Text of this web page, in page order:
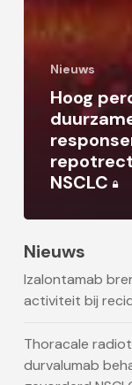
Nieuws
Hoog
NSCLC
Nieuws
Izalontamab
activiteit bij
Thoracale
durvalumab